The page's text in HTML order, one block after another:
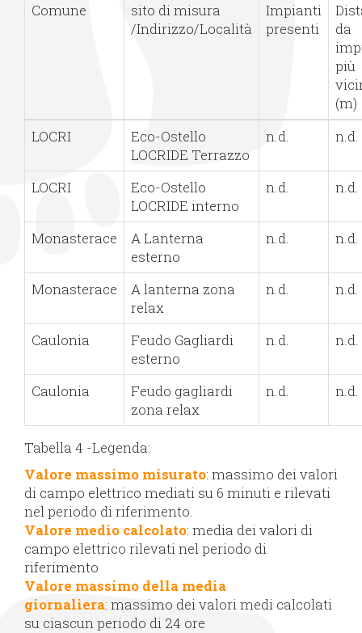
Comune
sito di misura
/Indirizzo/Località
Impianti
presenti
da
più
(m)
LOCRI
Eco-Ostello
LOCRIDE Terrazzo
n.d. n.d.
LOCRI
Eco-Ostello
LOCRIDE interno
n.d. n.d.
Monasterace
A Lanterna
esterno
n.d. n.d.
Monasterace
A lanterna zona
relax
n.d. n.d.
Caulonia
Feudo Gagliardi
esterno
n.d. n.d.
Caulonia
Feudo gagliardi
zona relax
n.d. n.d.
Tabella 4 -Legenda:
Valore massimo misurato: massimo dei valori
di campo elettrico mediati su 6 minuti e rilevati
nel periodo di riferimento.
Valore medio calcolato: media dei valori di
campo elettrico rilevati nel periodo di
riferimento
Valore massimo della media
giornaliera: massimo dei valori medi calcolati
su ciascun periodo di 24 ore